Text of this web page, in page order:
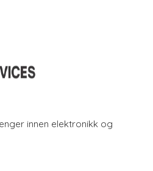
innen elektronikk og